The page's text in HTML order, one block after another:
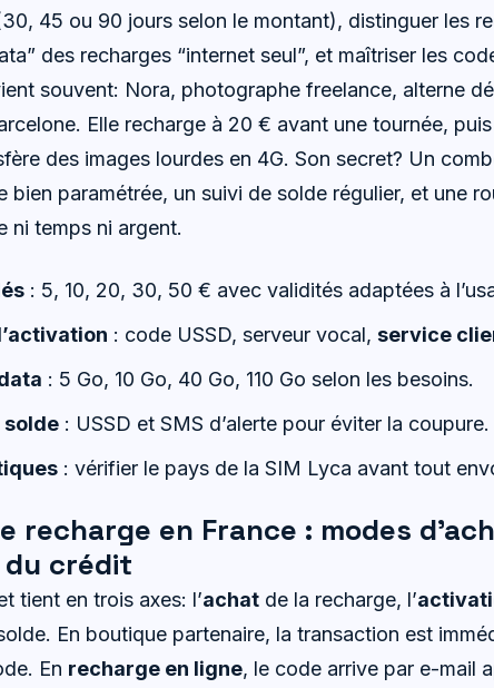
45 ou 90 jours selon le montant), distinguer les
des recharges “internet seul”, et maîtriser les
souvent: Nora, photographe freelance, alterne
Elle recharge à 20 € avant une tournée,
des images lourdes en 4G. Son secret? Un
bien paramétrée, un suivi de solde régulier, et une
ni temps ni argent.
: 5, 10, 20, 30, 50 € avec validités adaptées à
: code USSD, serveur vocal,service
: 5 Go, 10 Go, 40 Go, 110 Go selon les besoins.
solde : USSD et SMS d’alerte pour éviter la coupure.
: vérifier le pays de la SIM Lyca avant tout
recharge en France : modes
crédit
tient en trois axes: l’achat de la recharge, l’
En boutique partenaire, la transaction est
En recharge en ligne, le code arrive par e-mail